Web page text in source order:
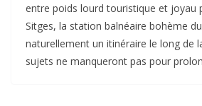
entre poids lourd touristique et joyau
Sitges, la station balnéaire bohème
naturellement un itinéraire le long de
sujets ne manqueront pas pour